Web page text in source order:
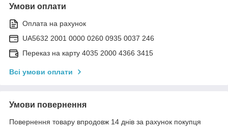
Умови оплати
Оплата на рахунок
UA5632 2001 0000 0260 0935 0037 246
Переказ на карту 4035 2000 4366 3415
Всі умови оплати
Умови повернення
Повернення товару впродовж 14 днів за рахунок покупця